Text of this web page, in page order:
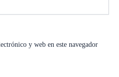
y web en este navegador